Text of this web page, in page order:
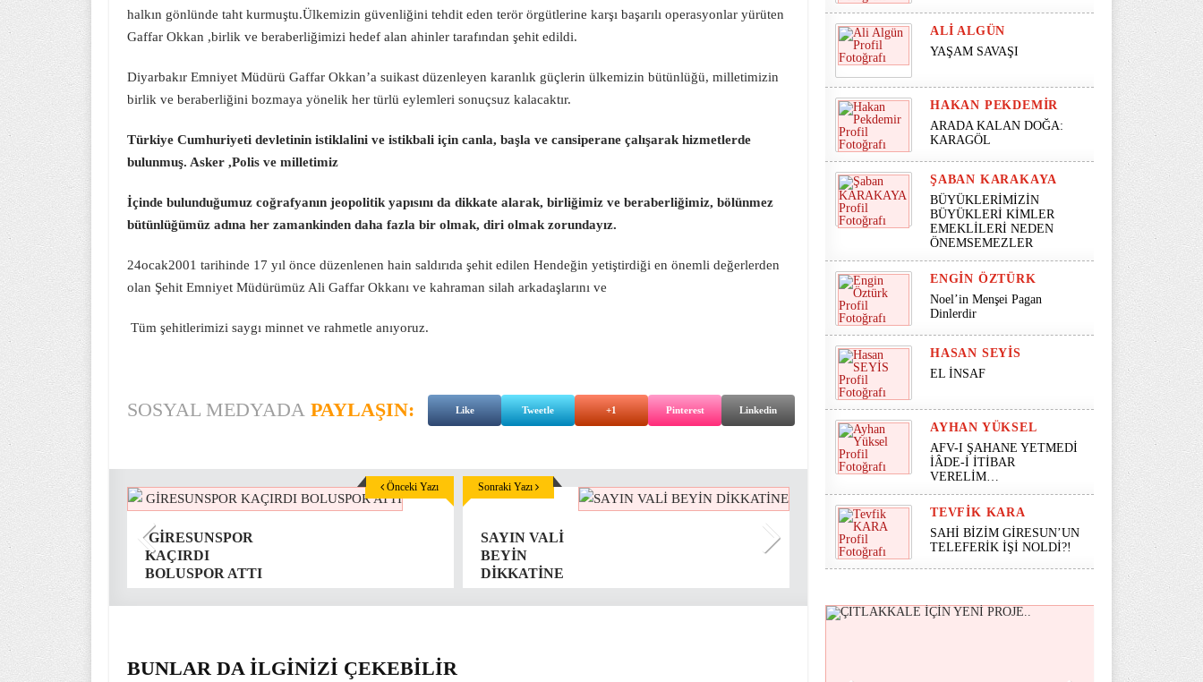
halkın gönlünde taht kurmuştu.Ülkemizin güvenliğini tehdit eden terör örgütlerine karşı başarılı operasyonlar yürüten
Gaffar Okkan ,birlik ve beraberliğimizi hedef alan ahinler tarafından şehit edildi.
Diyarbakır Emniyet Müdürü Gaffar Okkan’a suikast düzenleyen karanlık güçlerin ülkemizin bütünlüğü, milletimizin
birlik ve beraberliğini bozmaya yönelik her türlü eylemleri sonuçsuz kalacaktır.
Türkiye Cumhuriyeti devletinin istiklalini ve istikbali için canla, başla ve cansiperane çalışarak hizmetlerde
bulunmuş. Asker ,Polis ve milletimiz
İçinde bulunduğumuz coğrafyanın jeopolitik yapısını da dikkate alarak, birliğimiz ve beraberliğimiz, bölünmez
bütünlüğümüz adına her zamankinden daha fazla bir olmak, diri olmak zorundayız.
24ocak2001 tarihinde 17 yıl önce düzenlenen hain saldırıda şehit edilen Hendeğin yetiştirdiği en önemli değerlerden
olan Şehit Emniyet Müdürümüz Ali Gaffar Okkanı ve kahraman silah arkadaşlarını ve
Tüm şehitlerimizi saygı minnet ve rahmetle anıyoruz.
SOSYAL MEDYADA PAYLAŞIN: Like Tweetle +1 Pinterest Linkedin
GİRESUNSPOR
KAÇIRDI
BOLUSPOR ATTI
Önceki Yazı
SAYIN VALİ
BEYİN
DİKKATİNE
Sonraki Yazı
BUNLAR DA İLGİNİZİ ÇEKEBİLİR
ALI ALGÜN
YAŞAM SAVAŞI
HAKAN PEKDEMIR
ARADA KALAN DOĞA:
KARAGÖL
ŞABAN KARAKAYA
BÜYÜKLERİMİZİN
BÜYÜKLERİ KİMLER
EMEKLİLERİ NEDEN
ÖNEMSEMEZLER
ENGIN ÖZTÜRK
Noel’in Menşei Pagan
Dinlerdir
HASAN SEYİS
EL İNSAF
AYHAN YÜKSEL
AFV-I ŞAHANE YETMEDİ
İÂDE-İ İTİBAR
VERELİM…
TEVFIK KARA
SAHİ BİZİM GİRESUN’UN
TELEFERİK İŞİ NOLDİ?!